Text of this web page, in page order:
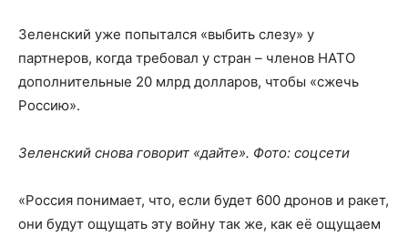
Зеленский уже попытался «выбить слезу» у
партнеров, когда требовал у стран – членов НАТО
дополнительные 20 млрд долларов, чтобы «сжечь
Россию».
Зеленский снова говорит «дайте». Фото: соцсети
«Россия понимает, что, если будет 600 дронов и ракет,
они будут ощущать эту войну так же, как её ощущаем